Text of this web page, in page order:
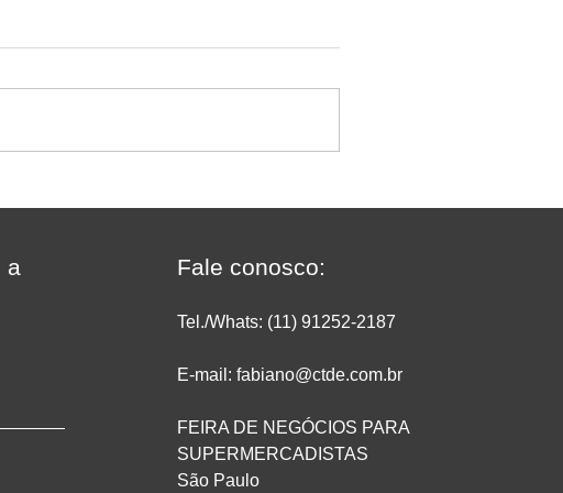
no
supermercado on-line: como
a
Fale conosco:
Tel./Whats: (11) 91252-2187
E-mail: fabiano@ctde.com.br
FEIRA DE NEGÓCIOS PARA
SUPERMERCADISTAS
São Paulo